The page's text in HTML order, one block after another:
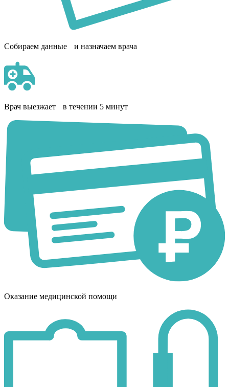
Собираем данные и назначаем врача
Врач выезжает в течении 5 минут
Оказание медицинской помощи